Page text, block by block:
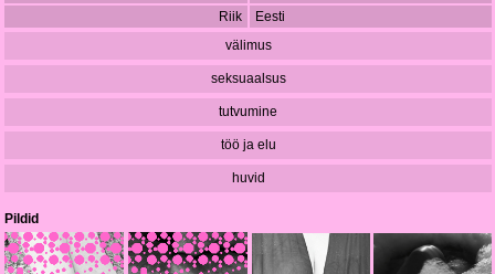
Riik
Eesti
välimus
seksuaalsus
tutvumine
töö ja elu
huvid
Pildid